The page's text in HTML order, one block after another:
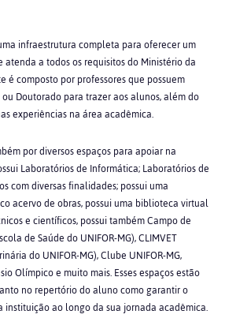
infraestrutura completa para oferecer um
a todos os requisitos do Ministério da
é composto por professores que possuem
Doutorado para trazer aos alunos, além do
experiências na área acadêmica.
por diversos espaços para apoiar na
Laboratórios de Informática; Laboratórios de
com diversas finalidades; possui uma
acervo de obras, possui uma biblioteca virtual
e científicos, possui também Campo de
de Saúde do UNIFOR-MG), CLIMVET
do UNIFOR-MG), Clube UNIFOR-MG,
Olímpico e muito mais. Esses espaços estão
no repertório do aluno como garantir o
ao longo da sua jornada acadêmica.